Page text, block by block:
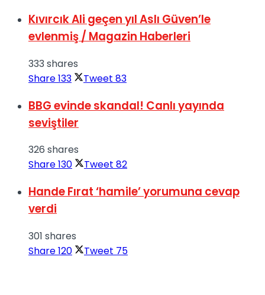
Kıvırcık Ali geçen yıl Aslı Güven’le
evlenmiş / Magazin Haberleri
333 shares
Share133 Tweet 83
BBG evinde skandal! Canlı yayında
seviştiler
326 shares
Share130 Tweet 82
Hande Fırat ‘hamile’ yorumuna cevap
verdi
301 shares
Share120 Tweet 75